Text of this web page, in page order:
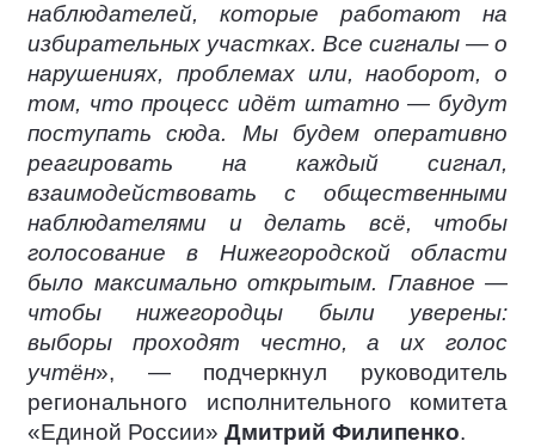
наблюдателей, которые работают на
избирательных участках. Все сигналы — о
нарушениях, проблемах или, наоборот, о
том, что процесс идёт штатно — будут
поступать сюда. Мы будем оперативно
реагировать на каждый сигнал,
взаимодействовать с общественными
наблюдателями и делать всё, чтобы
голосование в Нижегородской области
было максимально открытым. Главное —
чтобы нижегородцы были уверены:
выборы проходят честно, а их голос
учтён», — подчеркнул руководитель
регионального исполнительного комитета
«Единой России» Дмитрий Филипенко.